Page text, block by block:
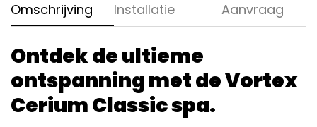
Omschrijving
Installatie
Aanvraag
Ontdek de ultieme
ontspanning met de Vortex
Cerium Classic spa.